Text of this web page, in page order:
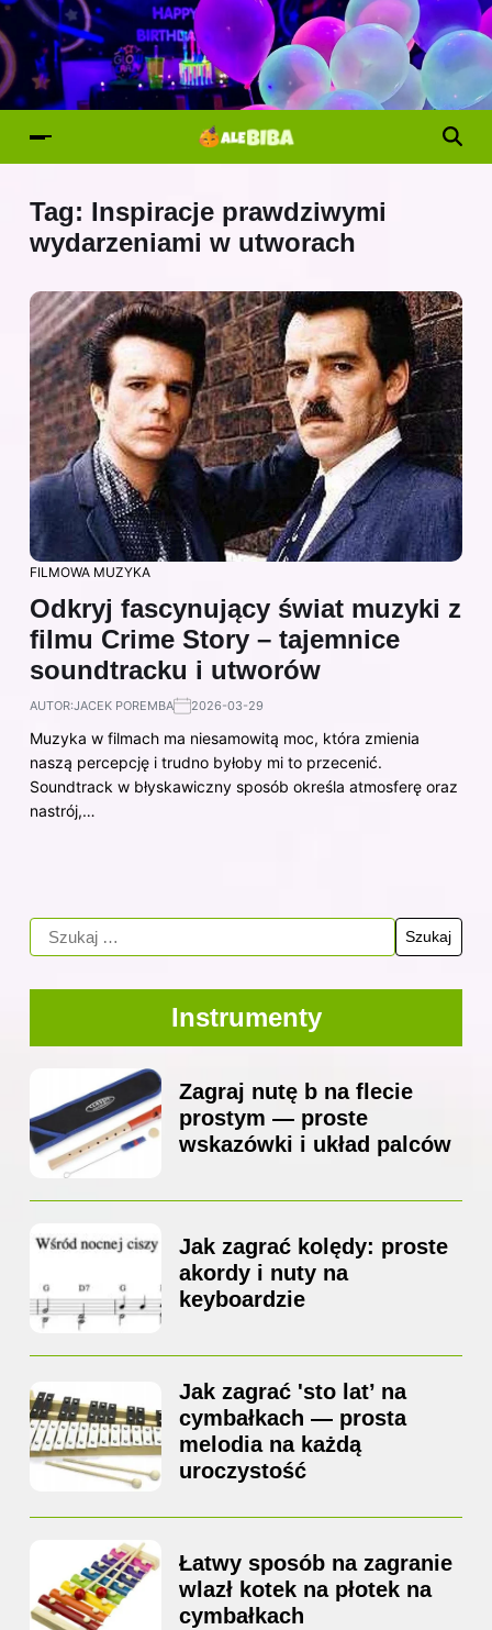
Tag: Inspiracje prawdziwymi
wydarzeniami w utworach
FILMOWA MUZYKA
Odkryj fascynujący świat muzyki z
filmu Crime Story – tajemnice
soundtracku i utworów
AUTOR:JACEK POREMBA 2026-03-29
Muzyka w filmach ma niesamowitą moc, która zmienia
naszą percepcję i trudno byłoby mi to przecenić.
Soundtrack w błyskawiczny sposób określa atmosferę oraz
nastrój,…
Instrumenty
Zagraj nutę b na flecie
prostym — proste
wskazówki i układ palców
Jak zagrać kolędy: proste
akordy i nuty na
keyboardzie
Jak zagrać 'sto lat’ na
cymbałkach — prosta
melodia na każdą
uroczystość
Łatwy sposób na zagranie
wlazł kotek na płotek na
cymbałkach